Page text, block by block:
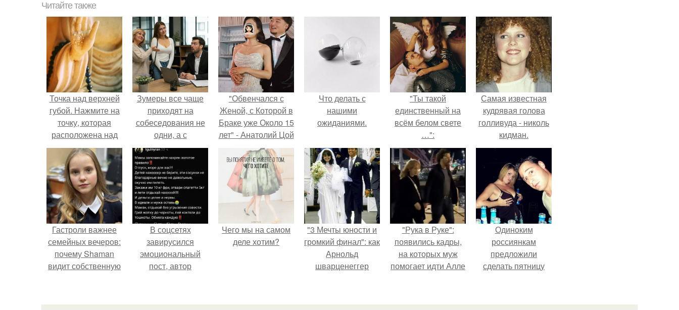
Читайте также
Точка над верхней
губой. Нажмите на
точку, которая
расположена над
верхней губой и
перед кончиком
носа.
Зумеры все чаще
приходят на
собеседования не
одни, а с
родителями,
жалуются эйчары.
"Обвенчался с
Женой, с Которой в
Браке уже Около 15
лет" - Анатолий Цой
удивил
поклонников
"тайной свадьбой".
Что делать с
нашими
ожиданиями.
"Ты такой
единственный на
всём белом свете
…":
Самая известная
кудрявая голова
голливуда - николь
кидман.
Гастроли важнее
семейных вечеров:
почему Shaman
видит собственную
вживую.
В соцсетях
завирусился
эмоциональный
пост, автор
без детей и не
Чего мы на самом
деле хотим?
"3 Мечты юности и
громкий финал": как
Арнольд
шварценеггер
Кеннеди.
"Рука в Руке":
появились кадры,
на которых муж
помогает идти Алле
Одиноким
россиянкам
предложили
сделать пятницу
повышения